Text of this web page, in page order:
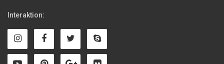
Interaktion: